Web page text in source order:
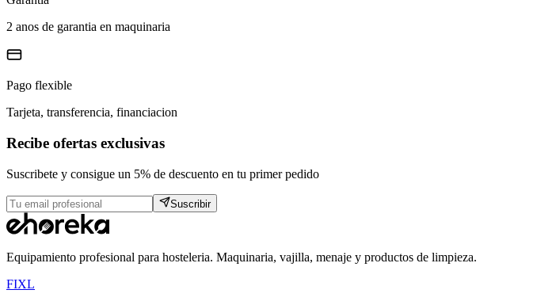
2 anos de garantia en maquinaria
Pago flexible
Tarjeta, transferencia, financiacion
Recibe ofertas exclusivas
Suscribete y consigue un 5% de descuento en tu primer pedido
Suscribir
Equipamiento profesional para hosteleria. Maquinaria, vajilla, menaje y productos de limpieza.
FIXL